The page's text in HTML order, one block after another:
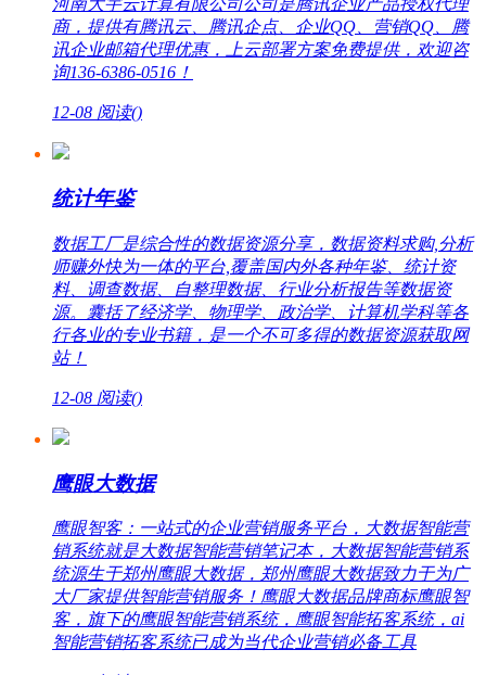
河南大宇云计算有限公司公司是腾讯企业产品授权代理
商，提供有腾讯云、腾讯企点、企业QQ、营销QQ、腾
讯企业邮箱代理优惠，上云部署方案免费提供，欢迎咨
询136-6386-0516！
12-08 阅读()
统计年鉴
数据工厂是综合性的数据资源分享，数据资料求购,分析
师赚外快为一体的平台,覆盖国内外各种年鉴、统计资
料、调查数据、自整理数据、行业分析报告等数据资
源。囊括了经济学、物理学、政治学、计算机学科等各
行各业的专业书籍，是一个不可多得的数据资源获取网
站！
12-08 阅读()
鹰眼大数据
鹰眼智客：一站式的企业营销服务平台，大数据智能营
销系统就是大数据智能营销笔记本，大数据智能营销系
统源生于郑州鹰眼大数据，郑州鹰眼大数据致力于为广
大厂家提供智能营销服务！鹰眼大数据品牌商标鹰眼智
客，旗下的鹰眼智能营销系统，鹰眼智能拓客系统，ai
智能营销拓客系统已成为当代企业营销必备工具